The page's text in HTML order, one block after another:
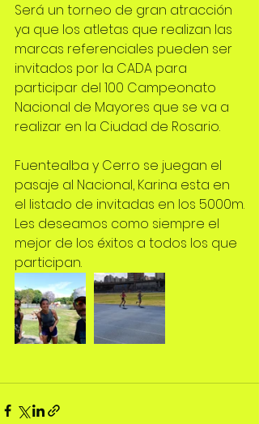
Será un torneo de gran atracción
ya que los atletas que realizan las
marcas referenciales pueden ser
invitados por la CADA para
participar del 100 Campeonato
Nacional de Mayores que se va a
realizar en la Ciudad de Rosario.
Fuentealba y Cerro se juegan el
pasaje al Nacional, Karina esta en
el listado de invitadas en los 5000m.
Les deseamos como siempre el
mejor de los éxitos a todos los que
participan.